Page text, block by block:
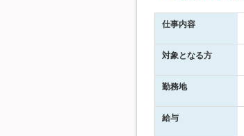
仕事内容
対象となる方
勤務地
給与